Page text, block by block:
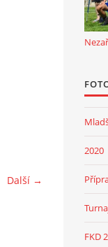
Další →
2020
FKD